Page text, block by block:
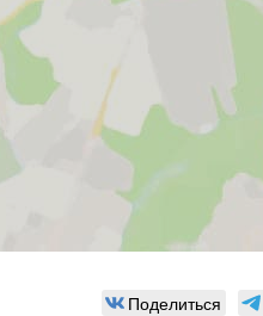
Поделиться